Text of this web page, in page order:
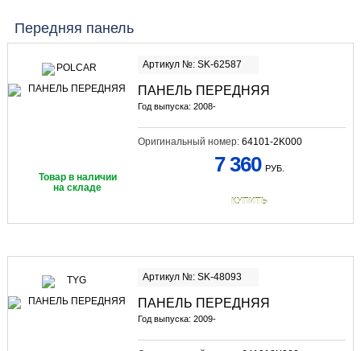
Передняя панель
Артикул №: SK-62587
ПАНЕЛЬ ПЕРЕДНЯЯ
Год выпуска: 2008-
Оригинальный номер: 64101-2K000
Товар в наличии
на складе
7 360 РУБ.
КУПИТЬ
Артикул №: SK-48093
ПАНЕЛЬ ПЕРЕДНЯЯ
Год выпуска: 2009-